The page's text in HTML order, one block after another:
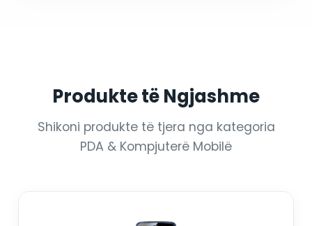
Produkte të Ngjashme
Shikoni produkte të tjera nga kategoria
PDA & Kompjuterë Mobilë